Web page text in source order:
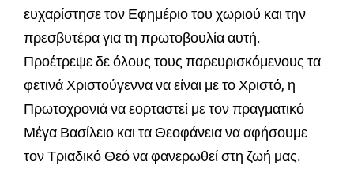
ευχαρίστησε τον Εφημέριο του χωριού και την
πρεσβυτέρα για τη πρωτοβουλία αυτή.
Προέτρεψε δε όλους τους παρευρισκόμενους τα
φετινά Χριστούγεννα να είναι με το Χριστό, η
Πρωτοχρονιά να εορταστεί με τον πραγματικό
Μέγα Βασίλειο και τα Θεοφάνεια να αφήσουμε
τον Τριαδικό Θεό να φανερωθεί στη ζωή μας.